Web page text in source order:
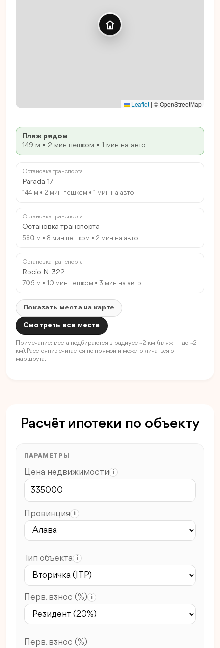
Leaflet | © OpenStreetMap
Пляж рядом
149 м • 2 мин пешком • 1 мин на авто
Остановка транспорта
Parada 17
144 м • 2 мин пешком • 1 мин на авто
Остановка транспорта
Остановка транспорта
580 м • 8 мин пешком • 2 мин на авто
Остановка транспорта
Rocio N-322
706 м • 10 мин пешком • 3 мин на авто
Показать места на карте
Смотреть все места
Примечание: места подбираются в радиусе ~2 км (пляж — до ~2
км). Расстояние считается по прямой и может отличаться от
маршрута.
Расчёт ипотеки по объекту
ПАРАМЕТРЫ
Цена недвижимости i
Провинция i
Тип объекта i
Перв. взнос (%) i
Перв. взнос (%)